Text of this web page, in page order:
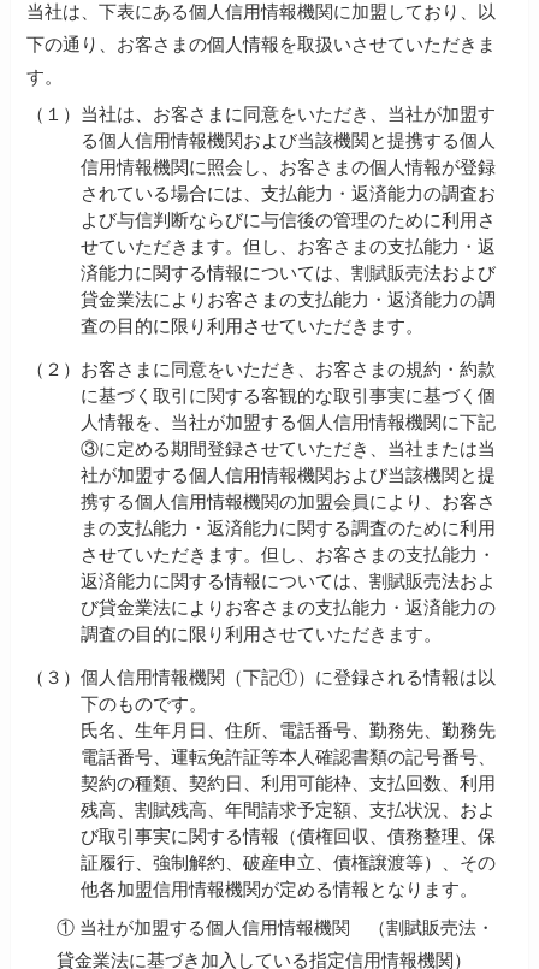
当社は、下表にある個人信用情報機関に加盟しており、以
下の通り、お客さまの個人情報を取扱いさせていただきま
す。
（１） 当社は、お客さまに同意をいただき、当社が加盟す
る個人信用情報機関および当該機関と提携する個人
信用情報機関に照会し、お客さまの個人情報が登録
されている場合には、支払能力・返済能力の調査お
よび与信判断ならびに与信後の管理のために利用さ
せていただきます。但し、お客さまの支払能力・返
済能力に関する情報については、割賦販売法および
貸金業法によりお客さまの支払能力・返済能力の調
査の目的に限り利用させていただきます。
（２） お客さまに同意をいただき、お客さまの規約・約款
に基づく取引に関する客観的な取引事実に基づく個
人情報を、当社が加盟する個人信用情報機関に下記
③に定める期間登録させていただき、当社または当
社が加盟する個人信用情報機関および当該機関と提
携する個人信用情報機関の加盟会員により、お客さ
まの支払能力・返済能力に関する調査のために利用
させていただきます。但し、お客さまの支払能力・
返済能力に関する情報については、割賦販売法およ
び貸金業法によりお客さまの支払能力・返済能力の
調査の目的に限り利用させていただきます。
（３）個人信用情報機関（下記①）に登録される情報は以
下のものです。
氏名、生年月日、住所、電話番号、勤務先、勤務先
電話番号、運転免許証等本人確認書類の記号番号、
契約の種類、契約日、利用可能枠、支払回数、利用
残高、割賦残高、年間請求予定額、支払状況、およ
び取引事実に関する情報（債権回収、債務整理、保
証履行、強制解約、破産申立、債権譲渡等）、その
他各加盟信用情報機関が定める情報となります。
① 当社が加盟する個人信用情報機関 （割賦販売法・
貸金業法に基づき加入している指定信用情報機関）